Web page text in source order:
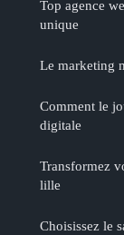
Top agence
unique
Le marketing
Comment le
digitale
Transformez
lille
Choisissez le